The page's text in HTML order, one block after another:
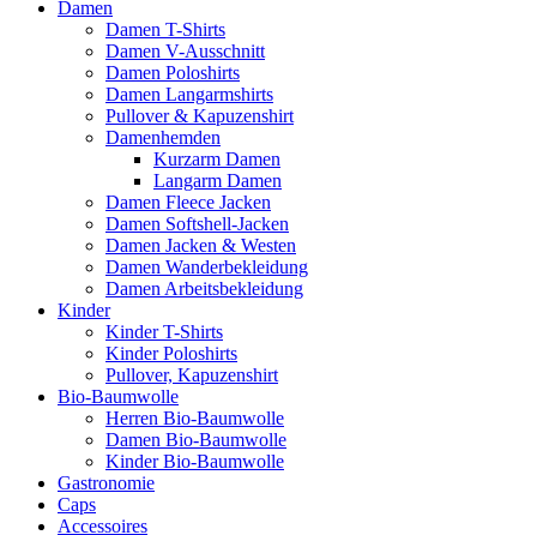
Damen
Damen T-Shirts
Damen V-Ausschnitt
Damen Poloshirts
Damen Langarmshirts
Pullover & Kapuzenshirt
Damenhemden
Kurzarm Damen
Langarm Damen
Damen Fleece Jacken
Damen Softshell-Jacken
Damen Jacken & Westen
Damen Wanderbekleidung
Damen Arbeitsbekleidung
Kinder
Kinder T-Shirts
Kinder Poloshirts
Pullover, Kapuzenshirt
Bio-Baumwolle
Herren Bio-Baumwolle
Damen Bio-Baumwolle
Kinder Bio-Baumwolle
Gastronomie
Caps
Accessoires